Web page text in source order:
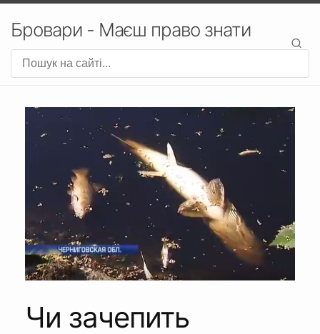
Бровари - Маєш право знати
Чи зачепить